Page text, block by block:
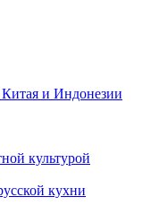
и Индонезии
культурой
кухни